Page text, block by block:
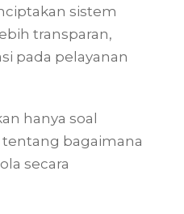
sistem
transparan,
pada pelayanan
hanya soal
bagaimana
secara